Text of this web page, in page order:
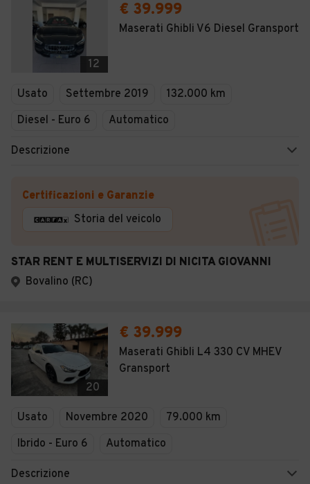
12
€ 39.999
Maserati Ghibli V6 Diesel Gransport
Usato Settembre 2019
132.000 km
Diesel - Euro 6
Automatico
Descrizione
Certificazioni e Garanzie
Storia del veicolo
STAR RENT E MULTISERVIZI DI NICITA GIOVANNI
Bovalino (RC)
20
€ 39.999
Maserati Ghibli L4 330 CV MHEV
Gransport
Usato Novembre 2020
79.000 km
Ibrido - Euro 6
Automatico
Descrizione